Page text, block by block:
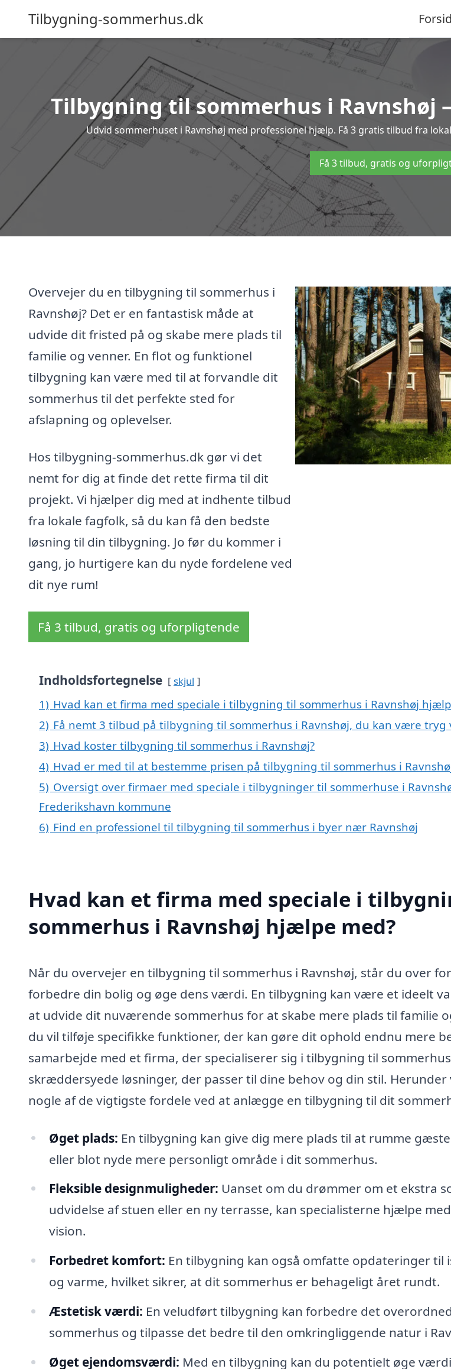
Tilbygning-sommerhus.dk
Tilbygning til sommerhus i Ravnshøj
Udvid sommerhuset i Ravnshøj med professionel hjælp. Få 3 gratis tilbud fra
Få 3 tilbud, gratis og
Overvejer du en tilbygning til sommerhus i
Ravnshøj? Det er en fantastisk måde at
udvide dit fristed på og skabe mere plads til
familie og venner. En flot og funktionel
tilbygning kan være med til at forvandle dit
sommerhus til det perfekte sted for
afslapning og oplevelser.
Hos tilbygning-sommerhus.dk gør vi det
nemt for dig at finde det rette firma til dit
projekt. Vi hjælper dig med at indhente tilbud
fra lokale fagfolk, så du kan få den bedste
løsning til din tilbygning. Jo før du kommer i
gang, jo hurtigere kan du nyde fordelene ved
dit nye rum!
Få 3 tilbud, gratis og uforpligtende
Indholdsfortegnelse skjul
1) Hvad kan et firma med speciale i tilbygning til sommerhus i Ravnshøj
2) Få nemt 3 tilbud på tilbygning til sommerhus i Ravnshøj, du kan være tryg
3) Hvad koster tilbygning til sommerhus i Ravnshøj?
4) Hvad er med til at bestemme prisen på tilbygning til sommerhus i
5) Oversigt over firmaer med speciale i tilbygninger til sommerhuse i
Frederikshavn kommune
6) Find en professionel til tilbygning til sommerhus i byer nær Ravnshøj
Hvad kan et firma med speciale i
sommerhus i Ravnshøj hjælpe med?
Når du overvejer en tilbygning til sommerhus i Ravnshøj, står du over
forbedre din bolig og øge dens værdi. En tilbygning kan være et ideelt
at udvide dit nuværende sommerhus for at skabe mere plads til familie
du vil tilføje specifikke funktioner, der kan gøre dit ophold endnu mere
samarbejde med et firma, der specialiserer sig i tilbygning til
skræddersyede løsninger, der passer til dine behov og din stil. Herunder
nogle af de vigtigste fordele ved at anlægge en tilbygning til dit
Øget plads: En tilbygning kan give dig mere plads til at rumme
eller blot nyde mere personligt område i dit sommerhus.
Fleksible designmuligheder: Uanset om du drømmer om et ekstra
udvidelse af stuen eller en ny terrasse, kan specialisterne hjælpe
vision.
Forbedret komfort: En tilbygning kan også omfatte opdateringer til
og varme, hvilket sikrer, at dit sommerhus er behageligt året rundt.
Æstetisk værdi: En veludført tilbygning kan forbedre det
sommerhus og tilpasse det bedre til den omkringliggende natur i
Øget ejendomsværdi: Med en tilbygning kan du potentielt øge